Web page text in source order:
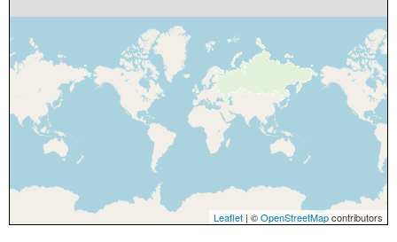
Leaflet | ©OpenStreetMapcontributors